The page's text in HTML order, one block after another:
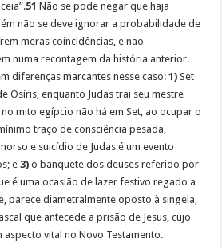
51 Não se pode negar que haja
não se deve ignorar a probabilidade de
meras coincidências, e não
numa recontagem da história anterior.
diferenças marcantes nesse caso: 1) Set
Osíris, enquanto Judas trai seu mestre
no mito egípcio não há em Set, ao ocupar o
traço de consciência pesada,
e suicídio de Judas é um evento
e3) o banquete dos deuses referido por
é uma ocasião de lazer festivo regado a
parece diametralmente oposto à singela,
que antecede a prisão de Jesus, cujo
vital no Novo Testamento.